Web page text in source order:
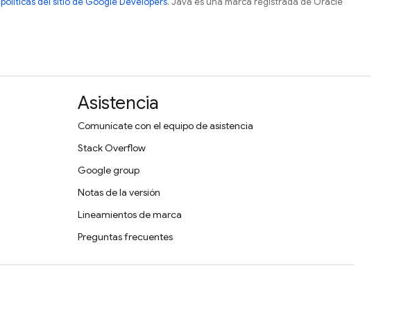
Asistencia
Comunícate con el equipo de asistencia
Stack Overflow
Google group
Notas de la versión
Lineamientos de marca
Preguntas frecuentes